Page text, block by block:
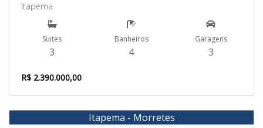
Itapema
Suites
3
Banheiros
4
Garagens
3
R$ 2.390.000,00
Venda
Itapema - Morretes